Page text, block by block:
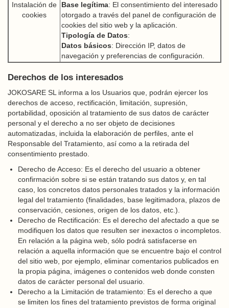
Instalación de
cookies
Base legítima: El consentimiento del interesado
otorgado a través del panel de configuración de
cookies del sitio web y la aplicación.
Tipología de Datos:
Datos básicos: Dirección IP, datos de
navegación y preferencias de configuración.
Derechos de los interesados
JOKOSARE SL informa a los Usuarios que, podrán ejercer los
derechos de acceso, rectificación, limitación, supresión,
portabilidad, oposición al tratamiento de sus datos de carácter
personal y el derecho a no ser objeto de decisiones
automatizadas, incluida la elaboración de perfiles, ante el
Responsable del Tratamiento, así como a la retirada del
consentimiento prestado.
Derecho de Acceso: Es el derecho del usuario a obtener
confirmación sobre si se están tratando sus datos y, en tal
caso, los concretos datos personales tratados y la información
legal del tratamiento (finalidades, base legitimadora, plazos de
conservación, cesiones, origen de los datos, etc.).
Derecho de Rectificación: Es el derecho del afectado a que se
modifiquen los datos que resulten ser inexactos o incompletos.
En relación a la página web, sólo podrá satisfacerse en
relación a aquella información que se encuentre bajo el control
del sitio web, por ejemplo, eliminar comentarios publicados en
la propia página, imágenes o contenidos web donde consten
datos de carácter personal del usuario.
Derecho a la Limitación de tratamiento: Es el derecho a que
se limiten los fines del tratamiento previstos de forma original